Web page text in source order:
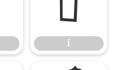
í
í